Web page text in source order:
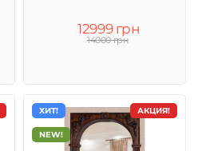
12999 грн
14000 грн
АКЦИЯ!
ХИТ!
NEW!